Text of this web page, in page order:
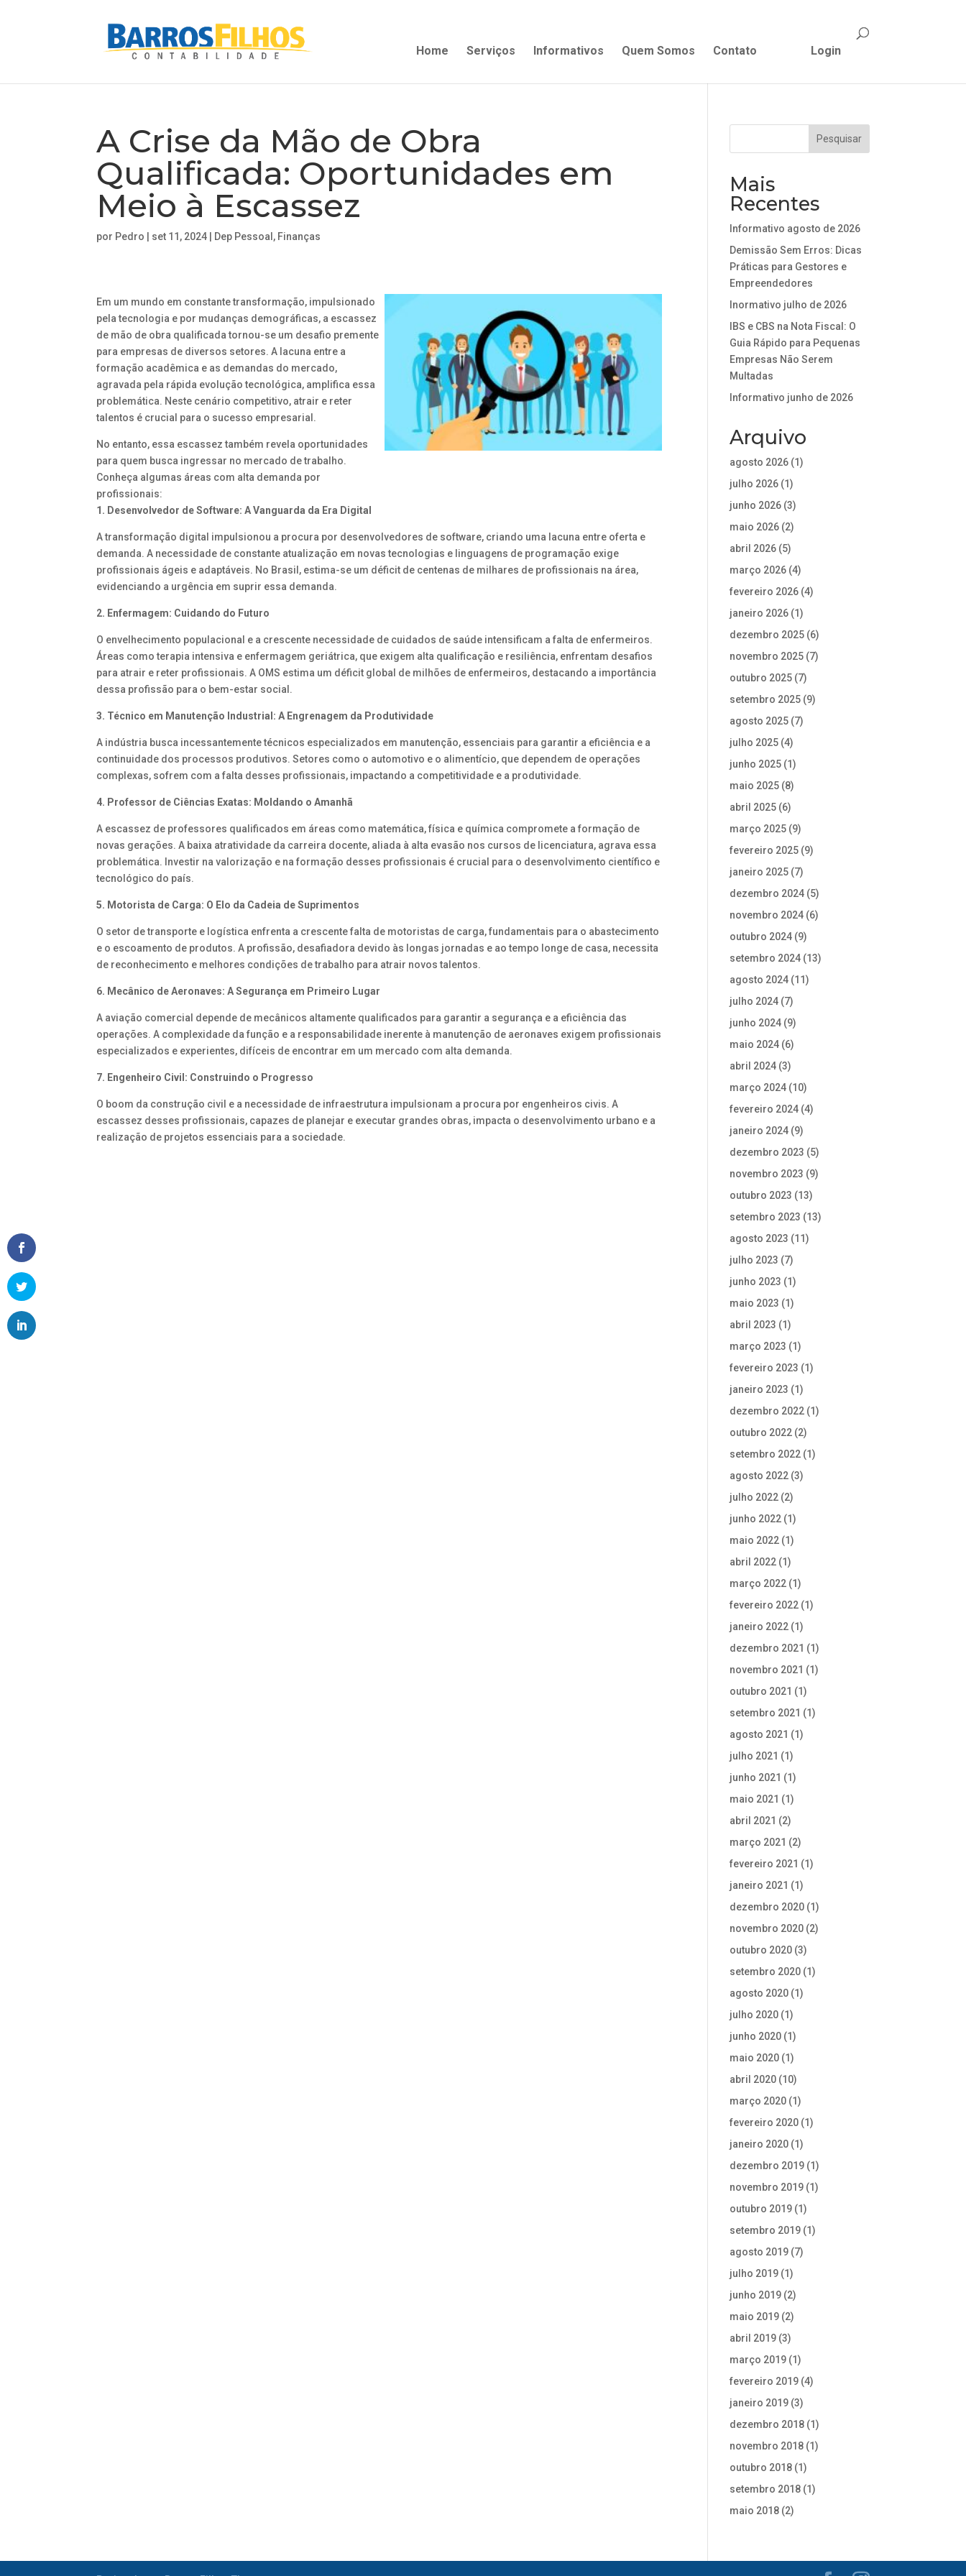
Home Serviços Informativos Quem Somos Contato Login
A Crise da Mão de Obra
Qualificada: Oportunidades em
Meio à Escassez
por Pedro set 11, 2024 Dep Pessoal , Finanças
Em um mundo em constante transformação, impulsionado
pela tecnologia e por mudanças demográficas, a escassez
de mão de obra qualificada tornou-se um desafio premente
para empresas de diversos setores. A lacuna entre a
formação acadêmica e as demandas do mercado,
agravada pela rápida evolução tecnológica, amplifica essa
problemática. Neste cenário competitivo, atrair e reter
talentos é crucial para o sucesso empresarial.
No entanto, essa escassez também revela oportunidades
para quem busca ingressar no mercado de trabalho.
Conheça algumas áreas com alta demanda por
profissionais:
1. Desenvolvedor de Software: A Vanguarda da Era Digital
A transformação digital impulsionou a procura por desenvolvedores de software, criando uma lacuna entre oferta e
demanda. A necessidade de constante atualização em novas tecnologias e linguagens de programação exige
profissionais ágeis e adaptáveis. No Brasil, estima-se um déficit de centenas de milhares de profissionais na área,
evidenciando a urgência em suprir essa demanda.
2. Enfermagem: Cuidando do Futuro
O envelhecimento populacional e a crescente necessidade de cuidados de saúde intensificam a falta de enfermeiros.
Áreas como terapia intensiva e enfermagem geriátrica, que exigem alta qualificação e resiliência, enfrentam desafios
para atrair e reter profissionais. A OMS estima um déficit global de milhões de enfermeiros, destacando a importância
dessa profissão para o bem-estar social.
3. Técnico em Manutenção Industrial: A Engrenagem da Produtividade
A indústria busca incessantemente técnicos especializados em manutenção, essenciais para garantir a eficiência e a
continuidade dos processos produtivos. Setores como o automotivo e o alimentício, que dependem de operações
complexas, sofrem com a falta desses profissionais, impactando a competitividade e a produtividade.
4. Professor de Ciências Exatas: Moldando o Amanhã
A escassez de professores qualificados em áreas como matemática, física e química compromete a formação de
novas gerações. A baixa atratividade da carreira docente, aliada à alta evasão nos cursos de licenciatura, agrava essa
problemática. Investir na valorização e na formação desses profissionais é crucial para o desenvolvimento científico e
tecnológico do país.
5. Motorista de Carga: O Elo da Cadeia de Suprimentos
O setor de transporte e logística enfrenta a crescente falta de motoristas de carga, fundamentais para o abastecimento
e o escoamento de produtos. A profissão, desafiadora devido às longas jornadas e ao tempo longe de casa, necessita
de reconhecimento e melhores condições de trabalho para atrair novos talentos.
6. Mecânico de Aeronaves: A Segurança em Primeiro Lugar
A aviação comercial depende de mecânicos altamente qualificados para garantir a segurança e a eficiência das
operações. A complexidade da função e a responsabilidade inerente à manutenção de aeronaves exigem profissionais
especializados e experientes, difíceis de encontrar em um mercado com alta demanda.
7. Engenheiro Civil: Construindo o Progresso
O boom da construção civil e a necessidade de infraestrutura impulsionam a procura por engenheiros civis. A
escassez desses profissionais, capazes de planejar e executar grandes obras, impacta o desenvolvimento urbano e a
realização de projetos essenciais para a sociedade.
Mais
Recentes
Informativo agosto de 2026
Demissão Sem Erros: Dicas
Práticas para Gestores e
Empreendedores
Inormativo julho de 2026
IBS e CBS na Nota Fiscal: O
Guia Rápido para Pequenas
Empresas Não Serem
Multadas
Informativo junho de 2026
Arquivo
agosto 2026 (1)
julho 2026 (1)
junho 2026 (3)
maio 2026 (2)
abril 2026 (5)
março 2026 (4)
fevereiro 2026 (4)
janeiro 2026 (1)
dezembro 2025 (6)
novembro 2025 (7)
outubro 2025 (7)
setembro 2025 (9)
agosto 2025 (7)
julho 2025 (4)
junho 2025 (1)
maio 2025 (8)
abril 2025 (6)
março 2025 (9)
fevereiro 2025 (9)
janeiro 2025 (7)
dezembro 2024 (5)
novembro 2024 (6)
outubro 2024 (9)
setembro 2024 (13)
agosto 2024 (11)
julho 2024 (7)
junho 2024 (9)
maio 2024 (6)
abril 2024 (3)
março 2024 (10)
fevereiro 2024 (4)
janeiro 2024 (9)
dezembro 2023 (5)
novembro 2023 (9)
outubro 2023 (13)
setembro 2023 (13)
agosto 2023 (11)
julho 2023 (7)
junho 2023 (1)
maio 2023 (1)
abril 2023 (1)
março 2023 (1)
fevereiro 2023 (1)
janeiro 2023 (1)
dezembro 2022 (1)
outubro 2022 (2)
setembro 2022 (1)
agosto 2022 (3)
julho 2022 (2)
junho 2022 (1)
maio 2022 (1)
abril 2022 (1)
março 2022 (1)
fevereiro 2022 (1)
janeiro 2022 (1)
dezembro 2021 (1)
novembro 2021 (1)
outubro 2021 (1)
setembro 2021 (1)
agosto 2021 (1)
julho 2021 (1)
junho 2021 (1)
maio 2021 (1)
abril 2021 (2)
março 2021 (2)
fevereiro 2021 (1)
janeiro 2021 (1)
dezembro 2020 (1)
novembro 2020 (2)
outubro 2020 (3)
setembro 2020 (1)
agosto 2020 (1)
julho 2020 (1)
junho 2020 (1)
maio 2020 (1)
abril 2020 (10)
março 2020 (1)
fevereiro 2020 (1)
janeiro 2020 (1)
dezembro 2019 (1)
novembro 2019 (1)
outubro 2019 (1)
setembro 2019 (1)
agosto 2019 (7)
julho 2019 (1)
junho 2019 (2)
maio 2019 (2)
abril 2019 (3)
março 2019 (1)
fevereiro 2019 (4)
janeiro 2019 (3)
dezembro 2018 (1)
novembro 2018 (1)
outubro 2018 (1)
setembro 2018 (1)
maio 2018 (2)